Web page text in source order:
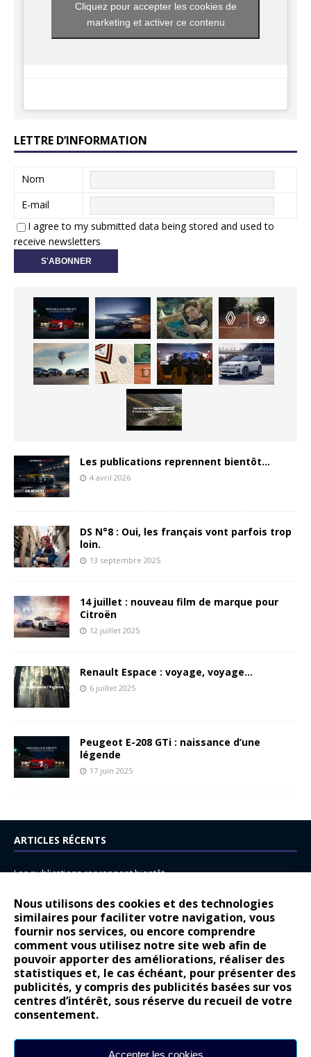
Nous utilisons des cookies et des technologies
similaires pour faciliter votre navigation, vous
fournir nos services, ou encore comprendre
comment vous utilisez notre site web afin de
pouvoir apporter des améliorations, réaliser des
statistiques et, le cas échéant, pour présenter des
publicités, y compris des publicités basées sur vos
centres d’intérêt, sous réserve du recueil de votre
consentement.
Accepter les cookies
Cliquez pour accepter les cookies de
marketing et activer ce contenu
LETTRE D’INFORMATION
Nom
E-mail
I agree to my submitted data being stored and used to
receive newsletters
Les publications reprennent bientôt…
4 avril 2026
DS N°8 : Oui, les français vont parfois trop
loin.
13 septembre 2025
14 juillet : nouveau film de marque pour
Citroën
12 juillet 2025
Renault Espace : voyage, voyage…
6 juillet 2025
Peugeot E-208 GTi : naissance d’une
légende
17 juin 2025
ARTICLES RÉCENTS
Les publications reprennent bientôt…
14 juillet : nouveau film de marque pour Citroën
Renault Espace : voyage, voyage…
Peugeot E-208 GTi : naissance d’une légende
COMMENTAIRES RÉCENTS
Bernard Dardartdans
Gilly